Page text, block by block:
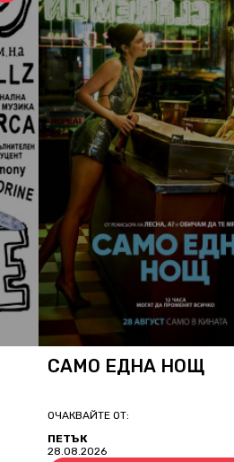
САМО ЕДНА НОЩ
ОЧАКВАЙТЕ ОТ:
ПЕТЪК
28.08.2026